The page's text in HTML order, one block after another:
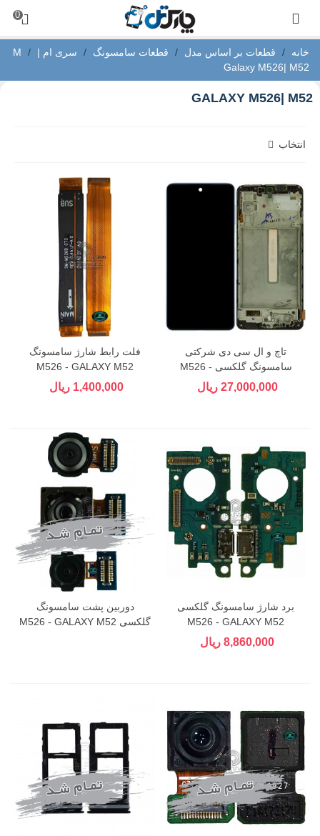
0
خانه / قطعات بر اساس مدل / قطعات سامسونگ / سری ام | M
/
Galaxy M526| M52
GALAXY M526| M52
انتخاب
تاچ و ال سی دی شرکتی
سامسونگ گلکسی M526 -
GALAXY M52
27,000,000 ریال
فلت رابط شارژ سامسونگ
M526 - GALAXY M52
1,400,000 ریال
برد شارژ سامسونگ گلکسی
M526 - GALAXY M52
8,860,000 ریال
دوربین پشت سامسونگ
گلکسی M526 - GALAXY M52